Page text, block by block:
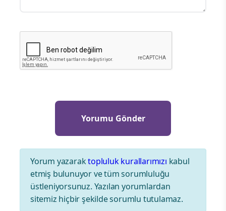
Yorum yazaraktopluluk kurallarımızı kabul
etmiş bulunuyor ve tüm sorumluluğu
üstleniyorsunuz. Yazılan yorumlardan
sitemiz hiçbir şekilde sorumlu tutulamaz.